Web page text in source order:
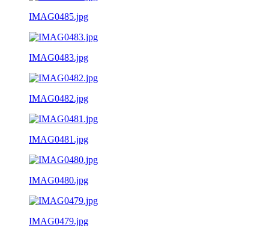
IMAG0485.jpg
IMAG0483.jpg
IMAG0482.jpg
IMAG0481.jpg
IMAG0480.jpg
IMAG0479.jpg